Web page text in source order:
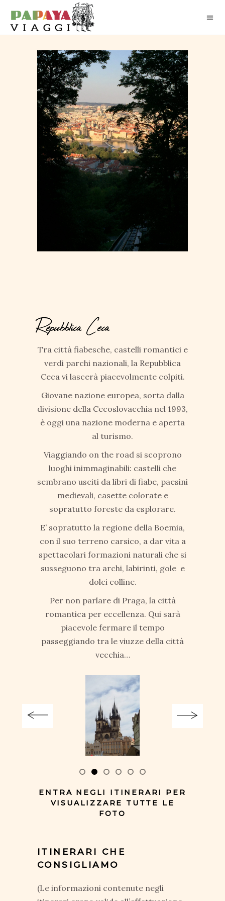
Repubblica Ceca
Tra città fiabesche, castelli romantici e
verdi parchi nazionali, la Repubblica
Ceca vi lascerà piacevolmente colpiti.
Giovane nazione europea, sorta dalla
divisione della Cecoslovacchia nel 1993,
è oggi una nazione moderna e aperta
al turismo.
Viaggiando on the road si scoprono
luoghi inimmaginabili: castelli che
sembrano usciti da libri di fiabe, paesini
medievali, casette colorate e
sopratutto foreste da esplorare.
E’ sopratutto la regione della Boemia,
con il suo terreno carsico, a dar vita a
spettacolari formazioni naturali che si
susseguono tra archi, labirinti, gole e
dolci colline.
Per non parlare di Praga, la città
romantica per eccellenza. Qui sarà
piacevole fermare il tempo
passeggiando tra le viuzze della città
vecchia…
ENTRA NEGLI ITINERARI PER
VISUALIZZARE TUTTE LE
FOTO
ITINERARI CHE
CONSIGLIAMO
(Le informazioni contenute negli